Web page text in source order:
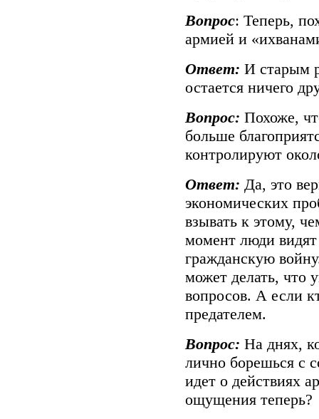
Вопрос: Теперь,
армией и
Ответ: И старым
остается ничего
Вопрос: Похоже,
больше
контролируют
Ответ: Да, это
экономических
взывать к этому,
момент люди видят
гражданскую
может делать, что
вопросов. А если
предателем.
Вопрос: На днях,
лично борешься с
идет о действиях
ощущения теперь?